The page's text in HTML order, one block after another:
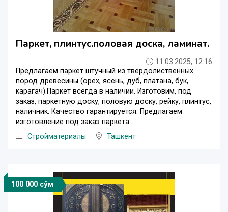
Паркет, плинтус.половая доска, ламинат.
11.03.2025, 12:16
Предлагаем паркет штучный из твердолиственных
пород древесины (орех, ясень, дуб, платана, бук,
карагач).Паркет всегда в наличии. Изготовим, под
заказ, паркетную доску, половую доску, рейку, плинтус,
наличник. Качество гарантируется. Предлагаем
изготовление под заказ паркета...
Стройматериалы
Ташкент
100 000 сўм